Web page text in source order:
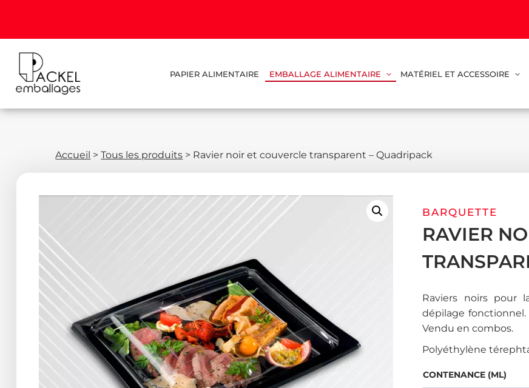
PAPIER ALIMENTAIRE EMBALLAGE ALIMENTAIRE MATÉRIEL ET ACCESSOIRE
Accueil >Tous les produits > Ravier noir et couvercle transparent – Quadripack
BARQUETTE
RAVIER
Raviers noirs pour
dépilage fonctionnel.
Vendu en combos.
Polyéthylène
CONTENANCE (ML)